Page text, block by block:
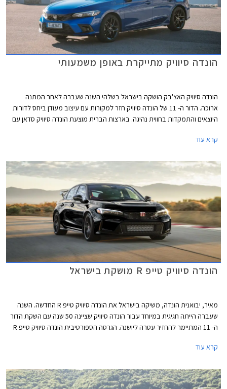
הונדה סיוויק מתייקרת באופן משמעותי
הונדה סיוויק האצ'בק הושקה בישראל בשלהי השנה שעברה לאחר המתנה
ארוכה. הדור ה- 11 של הונדה סיוויק חזר למקורות עם עיצוב מעודן ביחס לדורות
היוצאים והתמקדות בחווית נהיגה. בארצות הברית מוצעת הונדה סיוויק סדאן עם
האצ'בק המשווקת עם יחידת הנעה היברידית בלבד, וזוהי גם הגרסה המשווקת
קרא עוד
הונדה סיוויק טייפ R מושקת בישראל
מאיר, יבואנית הונדה, משיקה בישראל את הונדה סיוויק טייפ R החדשה. השנה
שעברה הייתה חגיגית במיוחד עבור הונדה סיוויק שציינה 50 שנה עם השקת הדור
ה- 11 המתיימר להחזיר עטרה ליושנה. הגרסה הספורטיבית הונדה סיוויק טייפ R
ההילוכים הידנית הקלאסית ומערכת הנעה קדמית, בלי סיוע היברידי ובלי הנעה
ביותר מבין המשפחתיות הקומפקטיות העממיות.
קרא עוד